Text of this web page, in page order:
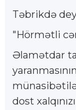
Təbrikdə
"Hörmətli
Əlamətdar
dost